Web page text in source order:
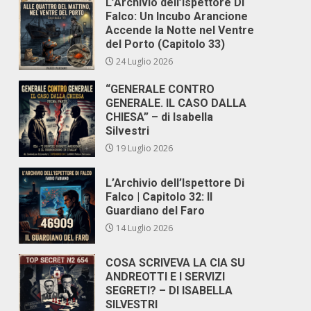
Falco: Un Incubo Arancione
Accende la Notte nel Ventre
del Porto (Capitolo 33)
24 Luglio 2026
“GENERALE CONTRO
GENERALE. IL CASO DALLA
CHIESA” – di Isabella
Silvestri
19 Luglio 2026
L’Archivio dell’Ispettore Di
Falco | Capitolo 32: Il
Guardiano del Faro
14 Luglio 2026
COSA SCRIVEVA LA CIA SU
ANDREOTTI E I SERVIZI
SEGRETI? – DI ISABELLA
SILVESTRI